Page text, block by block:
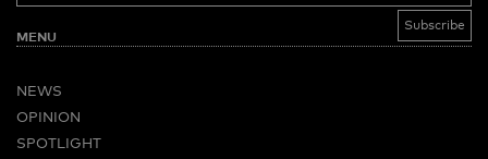
MENU
NEWS
OPINION
SPOTLIGHT